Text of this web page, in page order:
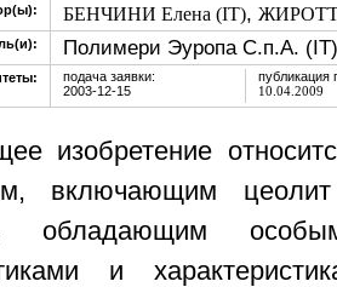
БЕНЧИНИ Елена (IT),
Полимери Эуропа С.п.А. (IT)
подача заявки:
2003-12-15
публикация
10.04.2009
изобретение
включающим
обладающим
и